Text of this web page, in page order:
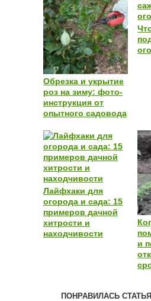
Обрезка и укрытие
роз на зиму: фото-
инструкция от
опытного садовода
Лайфхаки для
огорода и сада: 15
примеров дачной
хитрости и
находчивости
и
ПОНРАВИЛАСЬ